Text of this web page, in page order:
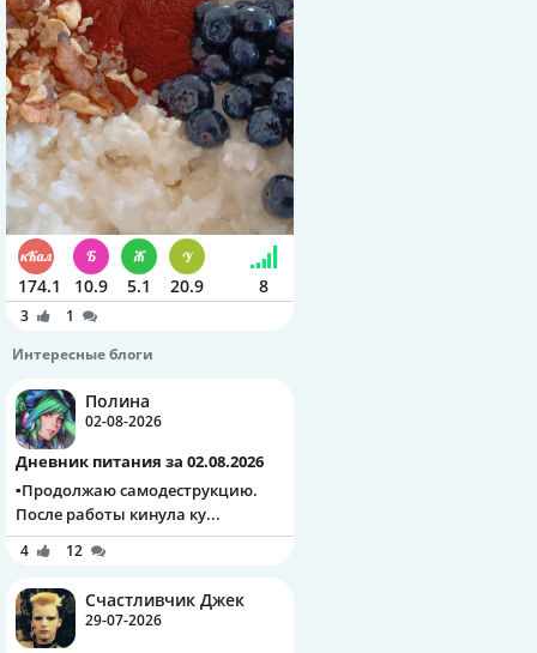
174.1 10.9 5.1 20.9 8
3
1
Интересные блоги
Полина
02-08-2026
Дневник питания за 02.08.2026
▪️Продолжаю самодеструкцию.
После работы кинула ку...
4 12
Счастливчик Джек
29-07-2026